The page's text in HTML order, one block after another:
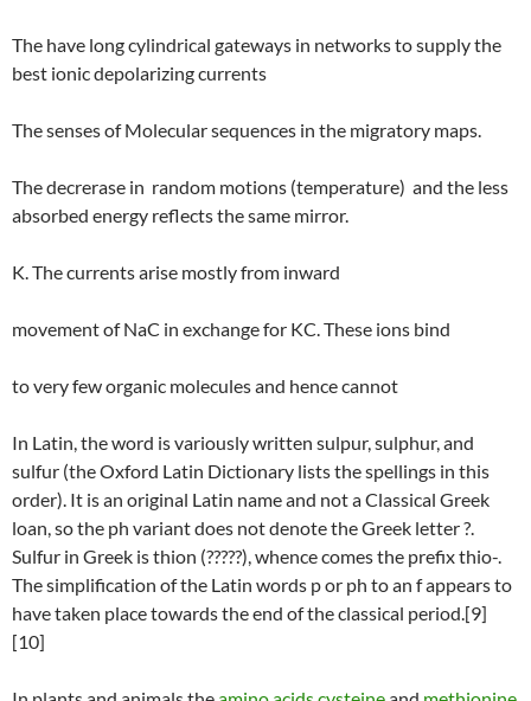
The have long cylindrical gateways in networks to supply the
best ionic depolarizing currents
The senses of Molecular sequences in the migratory maps.
The decrerase in random motions (temperature) and the less
absorbed energy reflects the same mirror.
K. The currents arise mostly from inward
movement of NaC in exchange for KC. These ions bind
to very few organic molecules and hence cannot
In Latin, the word is variously written sulpur, sulphur, and
sulfur (the Oxford Latin Dictionary lists the spellings in this
order). It is an original Latin name and not a Classical Greek
loan, so the ph variant does not denote the Greek letter ?.
Sulfur in Greek is thion (?????), whence comes the prefix thio-.
The simplification of the Latin words p or ph to an f appears to
have taken place towards the end of the classical period.[9]
[10]